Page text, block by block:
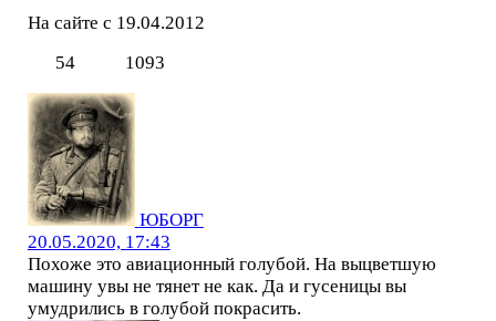
На сайте с 19.04.2012
54
1093
ЮБОРГ
20.05.2020, 17:43
Похоже это авиационный голубой. На выцветшую
машину увы не тянет не как. Да и гусеницы вы
умудрились в голубой покрасить.